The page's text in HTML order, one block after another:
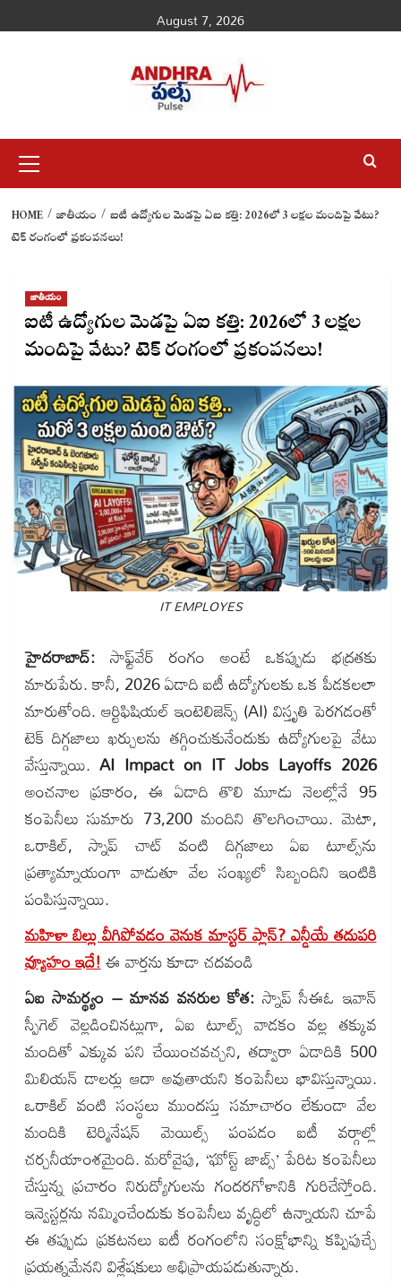
to
August 7, 2026
Menu
HOME జాతీయం
ఐటీ ఉద్యోగుల మెడపై ఏఐ కత్తి: 2026లో 3 లక్షల మందిపై వేటు?
టెక్ రంగంలో ప్రకంపనలు!
జాతీయం
ఐటీ ఉద్యోగుల మెడపై ఏఐ కత్తి: 2026లో 3 లక్షల
మందిపై వేటు? టెక్ రంగంలో ప్రకంపనలు!
IT EMPLOYES
హైదరాబాద్:సాఫ్ట్‌వేర్ రంగం అంటే ఒకప్పుడు భద్రతకు
మారుపేరు. కానీ, 2026 ఏడాది ఐటీ ఉద్యోగులకు ఒక పీడకలలా
మారుతోంది. ఆర్టిఫిషియల్ ఇంటెలిజెన్స్ (AI) విస్తృతి పెరగడంతో
టెక్ దిగ్గజాలు ఖర్చులను తగ్గించుకునేందుకు ఉద్యోగులపై వేటు
వేస్తున్నాయి.AI Impact on IT Jobs Layoffs 2026
అంచనాల ప్రకారం, ఈ ఏడాది తొలి మూడు నెలల్లోనే 95
కంపెనీలు సుమారు 73,200 మందిని తొలగించాయి. మెటా,
ఒరాకిల్, స్నాప్ చాట్ వంటి దిగ్గజాలు ఏఐ టూల్స్‌ను
ప్రత్యామ్నాయంగా వాడుతూ వేల సంఖ్యలో సిబ్బందిని ఇంటికి
పంపిస్తున్నాయి.
మహిళా బిల్లు వీగిపోవడం వెనుక మాస్టర్ ప్లాన్? ఎన్డీయే తదుపరి
వ్యూహం ఇదే!ఈ వార్తను కూడా చదవండి
ఏఐ సామర్థ్యం – మానవ వనరుల కోత: స్నాప్ సీఈఓ ఇవాన్
స్పీగెల్ వెల్లడించినట్లుగా, ఏఐ టూల్స్ వాడకం వల్ల తక్కువ
మందితో ఎక్కువ పని చేయించవచ్చని, తద్వారా ఏడాదికి 500
మిలియన్ డాలర్లు ఆదా అవుతాయని కంపెనీలు భావిస్తున్నాయి.
ఒరాకిల్ వంటి సంస్థలు ముందస్తు సమాచారం లేకుండా వేల
మందికి టెర్మినేషన్ మెయిల్స్ పంపడం ఐటీ వర్గాల్లో
చర్చనీయాంశమైంది. మరోవైపు, ‘ఘోస్ట్ జాబ్స్’ పేరిట కంపెనీలు
చేస్తున్న ప్రచారం నిరుద్యోగులను గందరగోళానికి గురిచేస్తోంది.
ఇన్వెస్టర్లను నమ్మించేందుకు కంపెనీలు వృద్ధిలో ఉన్నాయని చూపే
ఈ తప్పుడు ప్రకటనలు ఐటీ రంగంలోని సంక్షోభాన్ని కప్పిపుచ్చే
ప్రయత్నమేనని విశ్లేషకులు అభిప్రాయపడుతున్నారు.